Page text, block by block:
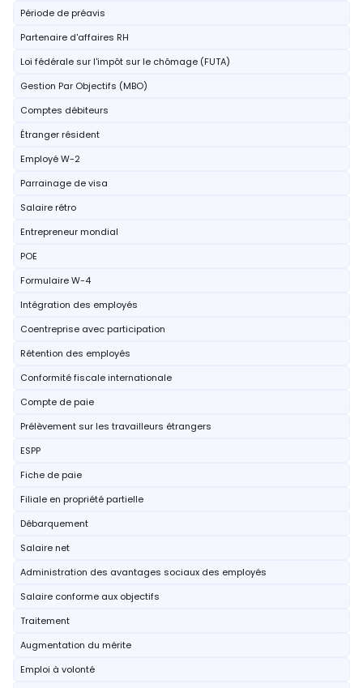
Période de préavis
Partenaire d'affaires RH
Loi fédérale sur l'impôt sur le chômage (FUTA)
Gestion Par Objectifs (MBO)
Comptes débiteurs
Étranger résident
Employé W-2
Parrainage de visa
Salaire rétro
Entrepreneur mondial
POE
Formulaire W-4
Intégration des employés
Coentreprise avec participation
Rétention des employés
Conformité fiscale internationale
Compte de paie
Prélèvement sur les travailleurs étrangers
ESPP
Fiche de paie
Filiale en propriété partielle
Débarquement
Salaire net
Administration des avantages sociaux des employés
Salaire conforme aux objectifs
Traitement
Augmentation du mérite
Emploi à volonté